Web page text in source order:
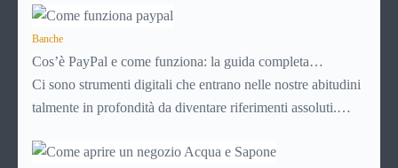
disidratata o semplicemente meno confortevole. Eppure,
proprio nei mesi caldi, molte persone smettono di applicare
prodotti idratanti perché temono texture pesanti,
appiccicose o difficili da assorbire.
Banche
Cos’è PayPal e come funziona: la guida completa
aggiornata per venditori e privati
Ci sono strumenti digitali che entrano nelle nostre abitudini
talmente in profondità da diventare riferimenti assoluti.
per pagare un corso online, per mandare venti euro a un